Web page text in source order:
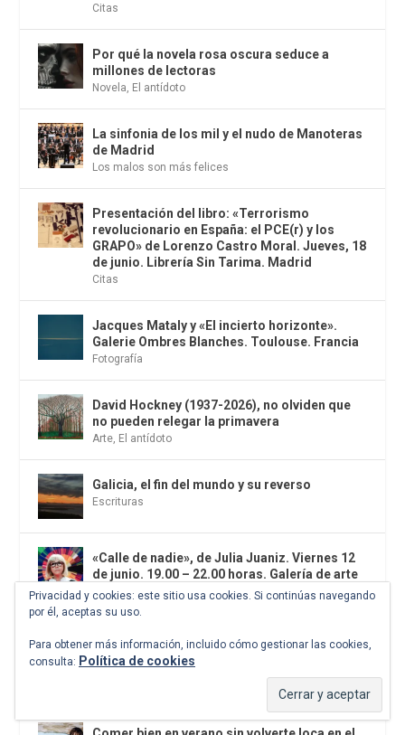
Citas
Por qué la novela rosa oscura seduce a
millones de lectoras
Novela, El antídoto
La sinfonia de los mil y el nudo de Manoteras
de Madrid
Los malos son más felices
Presentación del libro: «Terrorismo
revolucionario en España: el PCE(r) y los
GRAPO» de Lorenzo Castro Moral. Jueves, 18
de junio. Librería Sin Tarima. Madrid
Citas
Jacques Mataly y «El incierto horizonte».
Galerie Ombres Blanches. Toulouse. Francia
Fotografía
David Hockney (1937-2026), no olviden que
no pueden relegar la primavera
Arte, El antídoto
Galicia, el fin del mundo y su reverso
Escrituras
«Calle de nadie», de Julia Juaniz. Viernes 12
de junio. 19.00 – 22.00 horas. Galería de arte
ORA contemporary. Madrid
Citas ,Cine
Salvatierra, de Pedro Mairal. Libros del
Asteroide
Privacidad y cookies: este sitio usa cookies. Si continúas navegando
por él, aceptas su uso.
Para obtener más información, incluido cómo gestionar las cookies,
consulta: Política de cookies